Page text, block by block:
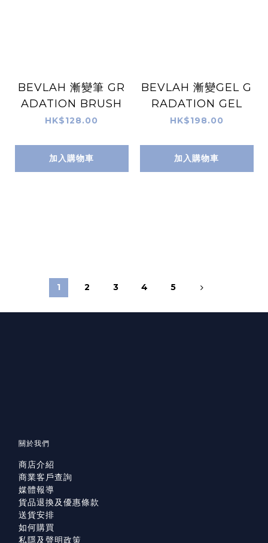
BEVLAH 漸變筆 GR
ADATION BRUSH
HK$128.00
加入購物車
BEVLAH 漸變GEL G
RADATION GEL
HK$198.00
加入購物車
1 2 3 4 5
關於我們
商店介紹
商業客戶查詢
媒體報導
貨品退換及優惠條款
送貨安排
如何購買
私隱及聲明政策